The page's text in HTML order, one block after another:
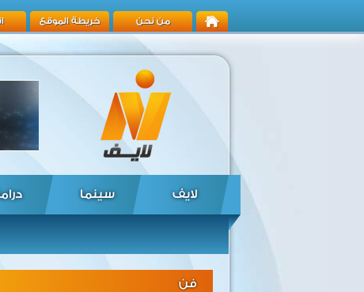
من نحن خريطة الموقع
لايف سينما
فن